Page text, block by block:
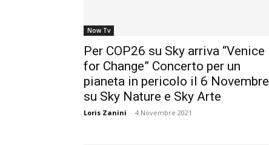
Now Tv
Per COP26 su Sky arriva “Venice
for Change” Concerto per un
pianeta in pericolo il 6 Novembre
su Sky Nature e Sky Arte
Loris Zanini - 4 Novembre 2021